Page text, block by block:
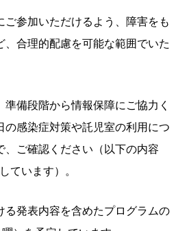
ご参加いただけるよう、障害をも
、合理的配慮を可能な範囲でいた
備段階から情報保障にご協力く
の感染症対策や託児室の利用につ
、ご確認ください（以下の内容
ています）。
る発表内容を含めたプログラムの